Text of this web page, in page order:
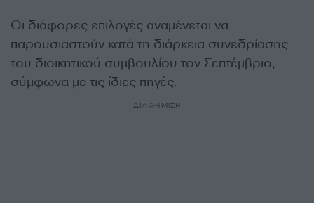
Οι διάφορες επιλογές αναμένεται να
παρουσιαστούν κατά τη διάρκεια συνεδρίασης
του διοικητικού συμβουλίου τον Σεπτέμβριο,
σύμφωνα με τις ίδιες πηγές.
ΔΙΑΦΗΜΙΣΗ